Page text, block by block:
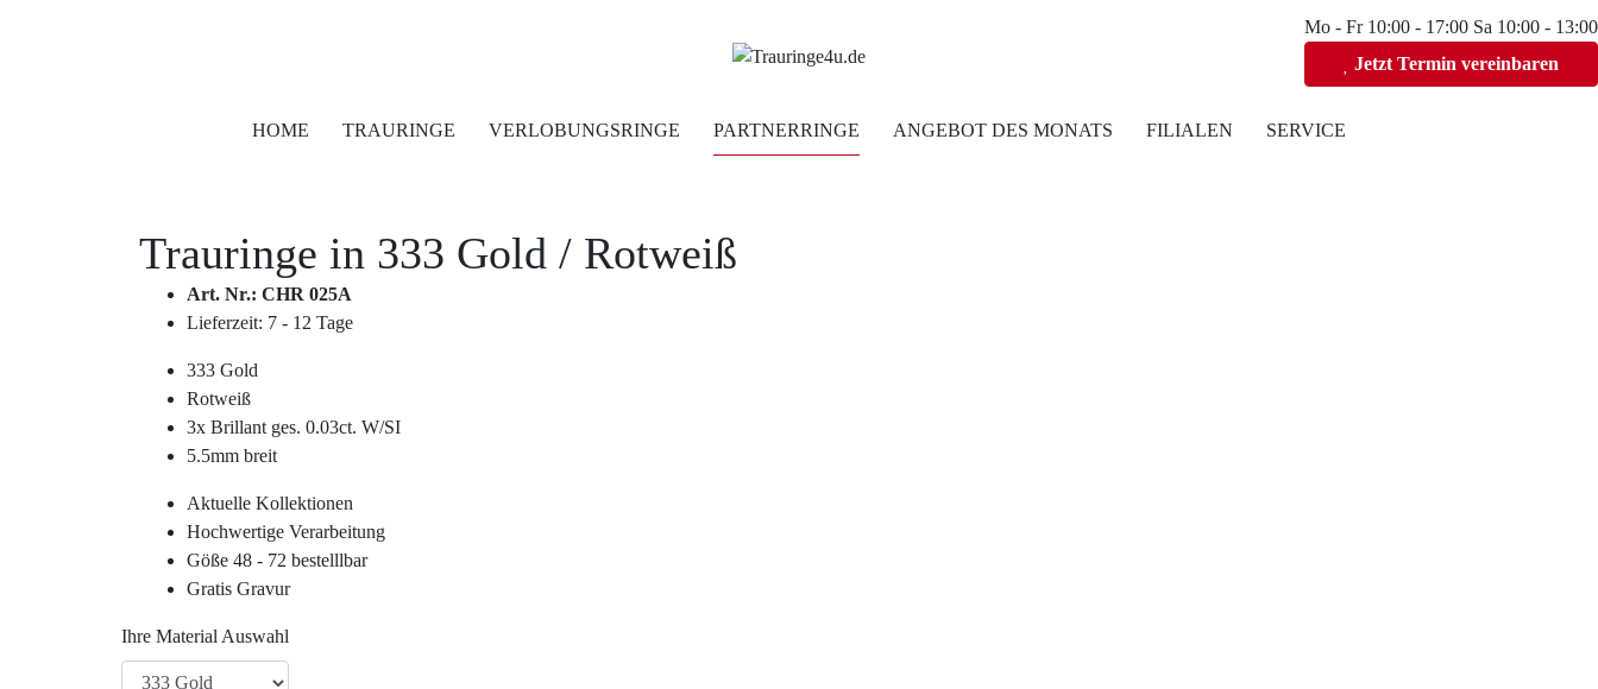
Mo - Fr 10:00 - 17:00 Sa 10:00 - 13:00
Jetzt Termin vereinbaren
HOME TRAURINGE VERLOBUNGSRINGE PARTNERRINGE ANGEBOT DES MONATS FILIALEN SERVICE
Trauringe in 333 Gold / Rotweiß
Art. Nr.: CHR 025A
Lieferzeit: 7 - 12 Tage
333 Gold
Rotweiß
3x Brillant ges. 0.03ct. W/SI
5.5mm breit
Aktuelle Kollektionen
Hochwertige Verarbeitung
Göße 48 - 72 bestelllbar
Gratis Gravur
Ihre Material Auswahl
Home
Verlobungsringe